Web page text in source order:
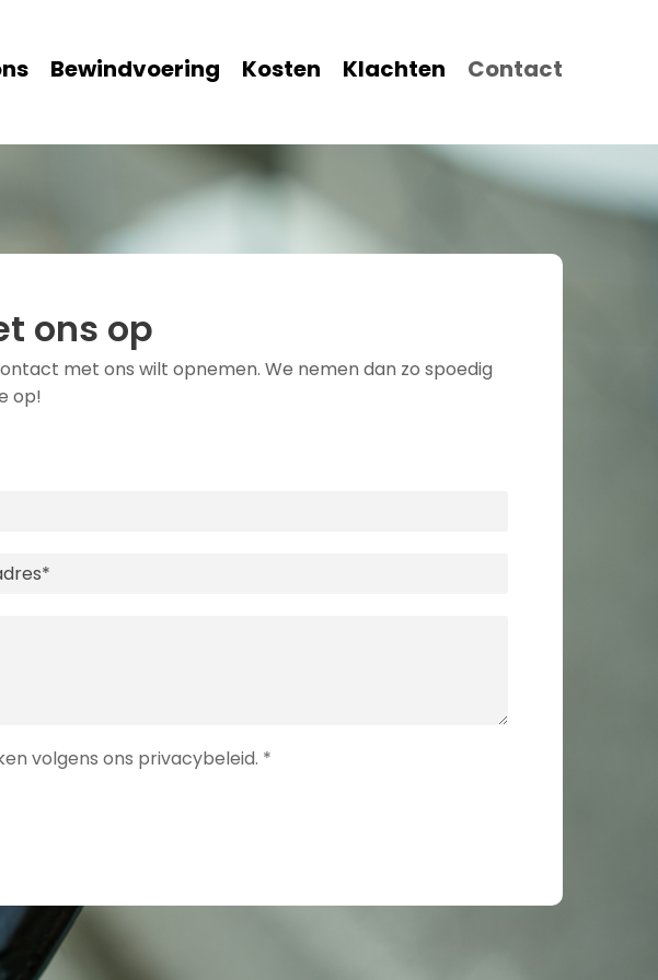
Bewindvoering Kosten Klachten Contact
ons op
met ons wilt opnemen. We nemen dan zo spoedig
op!
volgens ons privacybeleid. *